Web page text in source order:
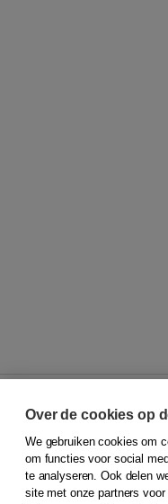
© 2026Koninklijke Boom
Klantenservice
Service & informatie
Over de cookies op
We gebruiken cookies om
om functies voor social
te analyseren. Ook delen
site met onze partners